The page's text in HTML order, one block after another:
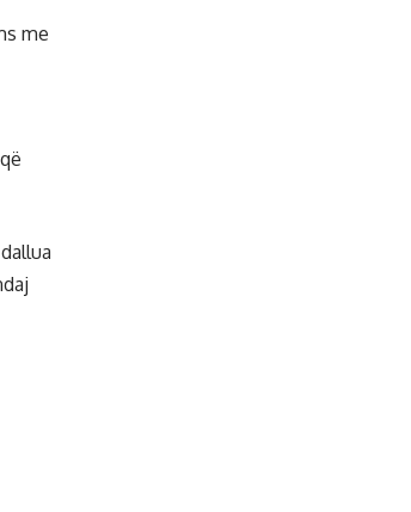
me